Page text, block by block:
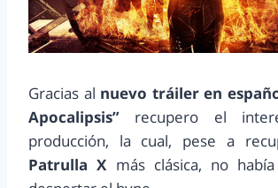
Gracias al nuevo tráiler en
Apocalipsis” recupero el
producción, la cual, pese a
Patrulla X más clásica, no